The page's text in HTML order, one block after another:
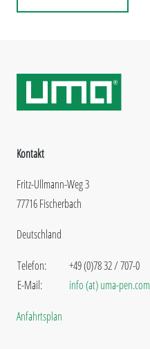
Kontakt
Fritz-Ullmann-Weg 3
77716 Fischerbach
Deutschland
Telefon:
E-Mail:
+49 (0)78 32 / 707-0
info (at) uma-pen.com
Anfahrtsplan